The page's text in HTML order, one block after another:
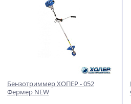
Бензотриммер ХОПЕР - 052
Фермер NEW